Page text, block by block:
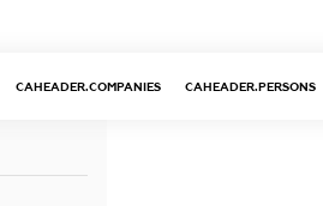
CAHEADER.COMPANIES CAHEADER.PERSONS